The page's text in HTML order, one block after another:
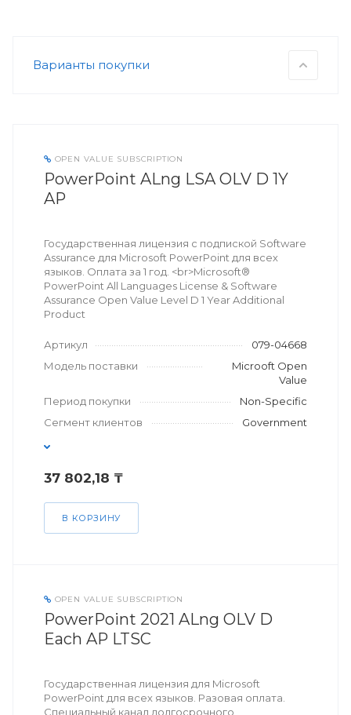
Варианты покупки
OPEN VALUE SUBSCRIPTION
PowerPoint ALng LSA OLV D 1Y
AP
Государственная лицензия с подпиской Software
Assurance для Microsoft PowerPoint для всех
языков. Оплата за 1 год. <br>Microsoft®
PowerPoint All Languages License & Software
Assurance Open Value Level D 1 Year Additional
Product
Артикул
079-04668
Модель поставки
Microoft Open
Value
Период покупки
Non-Specific
Сегмент клиентов
Government
37 802,18 ₸
В КОРЗИНУ
OPEN VALUE SUBSCRIPTION
PowerPoint 2021 ALng OLV D
Each AP LTSC
Государственная лицензия для Microsoft
PowerPoint для всех языков. Разовая оплата.
Специальный канал долгосрочного